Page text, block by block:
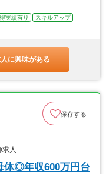
実績有り
スキルアップ
に興味がある
保存する
人
体◎年収600万円台